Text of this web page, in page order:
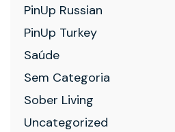
PinUp Russian
PinUp Turkey
Saúde
Sem Categoria
Sober Living
Uncategorized